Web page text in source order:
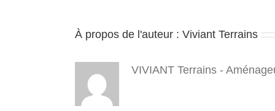
À propos de l'auteur : Viviant Terrains
VIVIANT Terrains -